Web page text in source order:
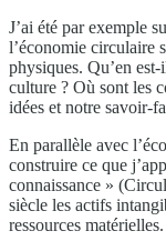
J’ai été par exemple
l’économie circulaire
physiques. Qu’en
culture ? Où sont les
idées et notre savoir-
En parallèle avec
construire ce que
connaissance »
siècle les actifs
ressources matérielles.